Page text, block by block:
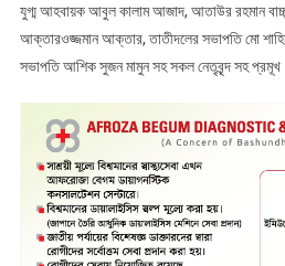
যুগ্ম আহবায়ক আবুল কালাম আজাদ, আতাউর রহমান
আক্তারওজ্জমান আক্তার, তাতীদলের সভাপতি মো
সভাপতি আশিক সুজন মামুন সহ সকল নেতৃবৃন্দ সহ